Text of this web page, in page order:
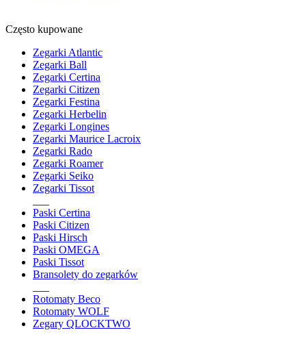
Często kupowane
Zegarki Atlantic
Zegarki Ball
Zegarki Certina
Zegarki Citizen
Zegarki Festina
Zegarki Herbelin
Zegarki Longines
Zegarki Maurice Lacroix
Zegarki Rado
Zegarki Roamer
Zegarki Seiko
Zegarki Tissot
Paski Certina
Paski Citizen
Paski Hirsch
Paski OMEGA
Paski Tissot
Bransolety do zegarków
Rotomaty Beco
Rotomaty WOLF
Zegary QLOCKTWO